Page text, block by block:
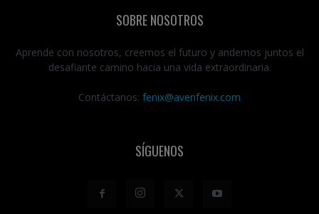
SOBRE NOSOTROS
Aprende con nosotros, creemos el futuro y andemos juntos el
desafiante camino hacia una vida extraordinaria.
Contáctanos: fenix@avenfenix.com
SÍGUENOS